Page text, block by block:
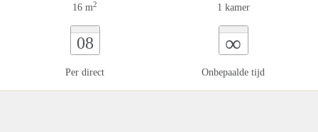
16 m2 1 kamer
08
Per direct
∞
Onbepaalde tijd